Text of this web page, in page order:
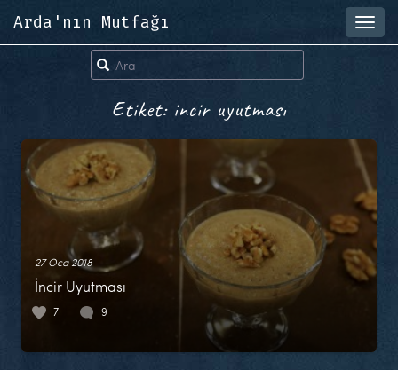
Arda'nın Mutfağı
Etiket: incir uyutması
27 Oca 2018
İncir Uyutması
7 9